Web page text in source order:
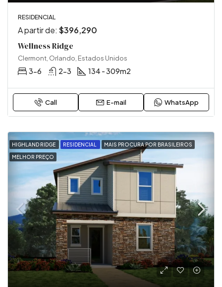
RESIDENCIAL
A partir de: $396,290
Wellness Ridge
Clermont, Orlando, Estados Unidos
3-6 2-3 134 - 309m2
Call E-mail WhatsApp
HIGHLAND RIDGE RESIDENCIAL MAIS PROCURA POR BRASILEIROS
MELHOR PREÇO